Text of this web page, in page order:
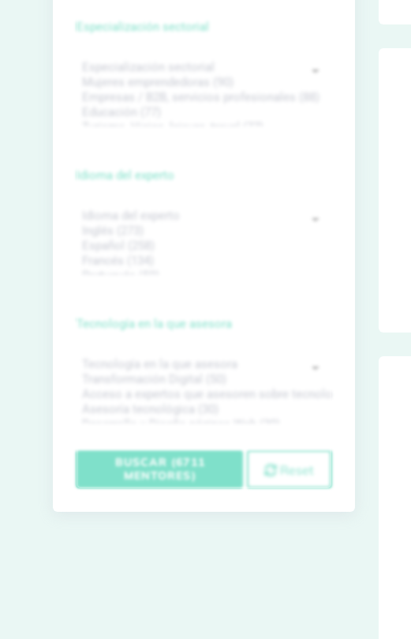
Especialización sectorial
Idioma del experto
Tecnología en la que asesora
BUSCAR (6711
MENTORES)
Reset